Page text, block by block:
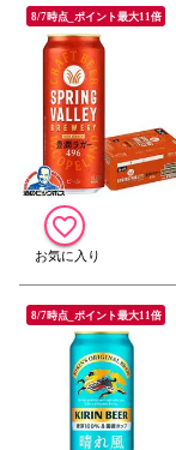
8/7時点_ポイント最大11倍
8/7時点_ポイント最大11倍